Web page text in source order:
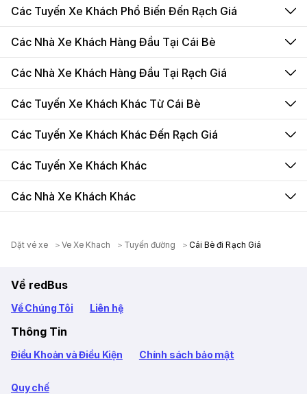
Các Tuyến Xe Khách Phổ Biến Đến Rạch Giá
Các Nhà Xe Khách Hàng Đầu Tại Cái Bè
Các Nhà Xe Khách Hàng Đầu Tại Rạch Giá
Các Tuyến Xe Khách Khác Từ Cái Bè
Các Tuyến Xe Khách Khác Đến Rạch Giá
Các Tuyến Xe Khách Khác
Các Nhà Xe Khách Khác
Dặt vé xe Ve Xe Khach Tuyến đường Cái Bè đi Rạch Giá
Về redBus
Về Chúng Tôi Liên hệ
Thông Tin
Điều Khoản và Điều Kiện Chính sách bảo mật
Quy chế